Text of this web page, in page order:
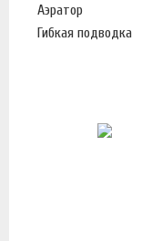
Аэратор
Гибкая подводка